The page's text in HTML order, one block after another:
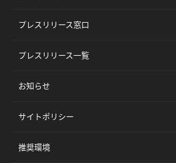
プレスリリース窓口
プレスリリース一覧
お知らせ
サイトポリシー
推奨環境